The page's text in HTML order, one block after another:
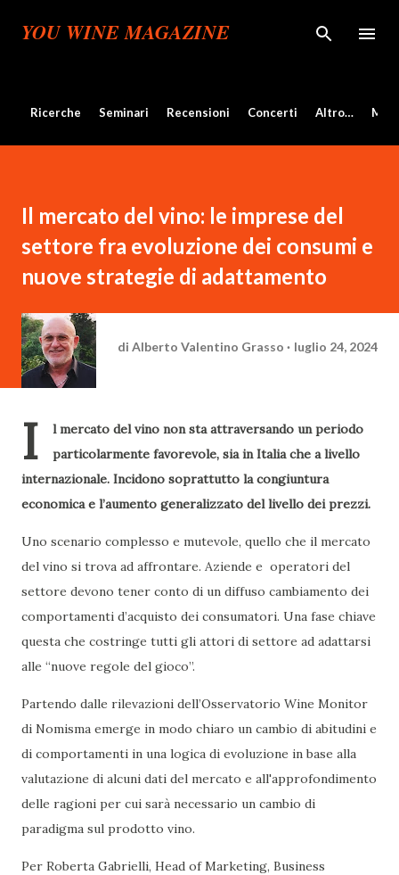
Passa ai contenuti principali
YOU WINE MAGAZINE
Ricerche Seminari Recensioni Concerti Altro…
Il mercato del vino: le imprese del
settore fra evoluzione dei consumi e
nuove strategie di adattamento
di Alberto Valentino Grasso luglio 24, 2024
I
l mercato del vino non sta attraversando un periodo
particolarmente favorevole, sia in Italia che a livello
internazionale. Incidono soprattutto la congiuntura
economica e l’aumento generalizzato del livello dei prezzi.
Uno scenario complesso e mutevole, quello che il mercato
del vino si trova ad affrontare. Aziende e operatori del
settore devono tener conto di un diffuso cambiamento dei
comportamenti d’acquisto dei consumatori. Una fase chiave
questa che costringe tutti gli attori di settore ad adattarsi
alle “nuove regole del gioco”.
Partendo dalle rilevazioni dell’Osservatorio Wine Monitor
di Nomisma emerge in modo chiaro un cambio di abitudini e
di comportamenti in una logica di evoluzione in base alla
valutazione di alcuni dati del mercato e all'approfondimento
delle ragioni per cui sarà necessario un cambio di
paradigma sul prodotto vino.
Per Roberta Gabrielli, Head of Marketing, Business